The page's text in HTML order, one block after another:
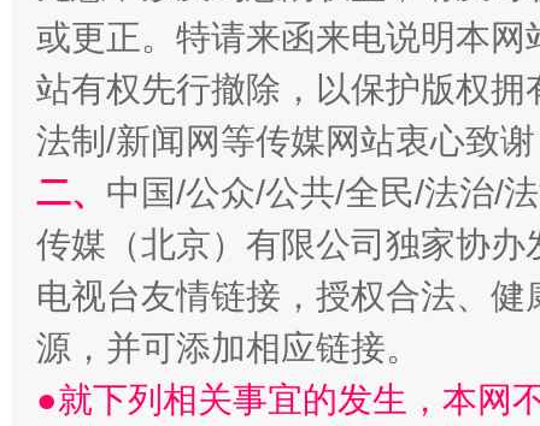
揭开“小金库”的免责幌子
或更正。特请来函来电说明本
站有权先行撤除，以保护版权
法制/新闻网等传媒网站衷心致
二、 中国/公众/公共/全民/法治/
传媒（北京）有限公司独家协
电视台友情链接，授权合法、
源，并可添加相应链接。
●就下列相关事宜的发生，本网